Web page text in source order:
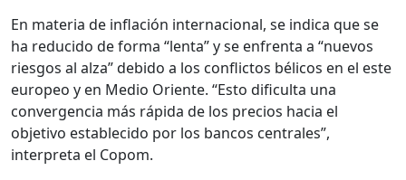
En materia de inflación internacional, se indica que se
ha reducido de forma “lenta” y se enfrenta a “nuevos
riesgos al alza” debido a los conflictos bélicos en el este
europeo y en Medio Oriente. “Esto dificulta una
convergencia más rápida de los precios hacia el
objetivo establecido por los bancos centrales”,
interpreta el Copom.